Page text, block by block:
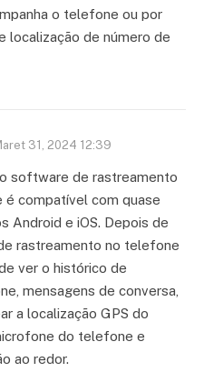
o telefone ou por
localização de número de
31, 2024 12:39
software de rastreamento
é compatível com quase
Android e iOS. Depois de
rastreamento no telefone
ver o histórico de
mensagens de conversa,
a localização GPS do
do telefone e
ao redor.